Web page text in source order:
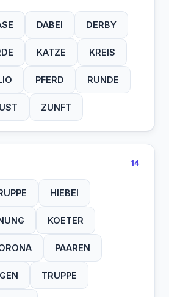
DABEI DERBY
KATZE KREIS
PFERD RUNDE
ZUNFT
14
HIEBEI
KOETER
PAAREN
TRUPPE